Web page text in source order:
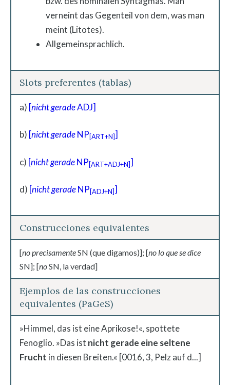
verneint das Gegenteil von dem, was man
meint (Litotes).
Allgemeinsprachlich.
Slots preferentes (tablas)
a) [nicht geradeADJ]
b) [nicht geradeNP[ART+N]]
c) [nicht geradeNP[ART+ADJ+N]]
d) [nicht geradeNP[ADJ+N]]
Construcciones equivalentes
[no precisamenteSN (que digamos)]; [no lo que se dice
SN]; [noSN, la verdad]
Ejemplos de las construcciones
equivalentes (PaGeS)
»Himmel, das ist eine Aprikose!«, spottete
Fenoglio. »Das ist nicht gerade eine seltene
Frucht in diesen Breiten.« [0016, 3, Pelz auf d...]